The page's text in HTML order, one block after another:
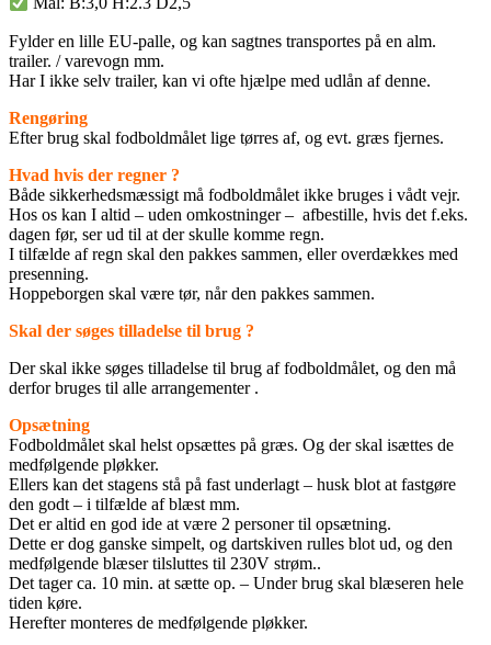
Fylder en lille EU-palle, og kan sagtnes transportes på en alm.
trailer. / varevogn mm.
Har I ikke selv trailer, kan vi ofte hjælpe med udlån af denne.
Rengøring
Efter brug skal fodboldmålet lige tørres af, og evt. græs fjernes.
Hvad hvis der regner ?
Både sikkerhedsmæssigt må fodboldmålet ikke bruges i vådt vejr.
Hos os kan I altid – uden omkostninger – afbestille, hvis det f.eks.
dagen før, ser ud til at der skulle komme regn.
I tilfælde af regn skal den pakkes sammen, eller overdækkes med
presenning.
Hoppeborgen skal være tør, når den pakkes sammen.
Skal der søges tilladelse til brug ?
Der skal ikke søges tilladelse til brug af fodboldmålet, og den må
derfor bruges til alle arrangementer .
Opsætning
Fodboldmålet skal helst opsættes på græs. Og der skal isættes de
medfølgende pløkker.
Ellers kan det stagens stå på fast underlagt – husk blot at fastgøre
den godt – i tilfælde af blæst mm.
Det er altid en god ide at være 2 personer til opsætning.
Dette er dog ganske simpelt, og dartskiven rulles blot ud, og den
medfølgende blæser tilsluttes til 230V strøm..
Det tager ca. 10 min. at sætte op. – Under brug skal blæseren hele
tiden køre.
Herefter monteres de medfølgende pløkker.